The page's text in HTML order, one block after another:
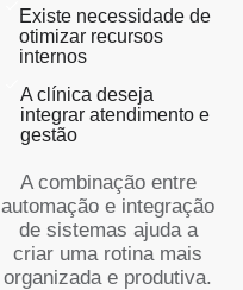
Existe necessidade de
otimizar recursos
internos
A clínica deseja
integrar atendimento e
gestão
A combinação entre
automação e integração
de sistemas ajuda a
criar uma rotina mais
organizada e produtiva.